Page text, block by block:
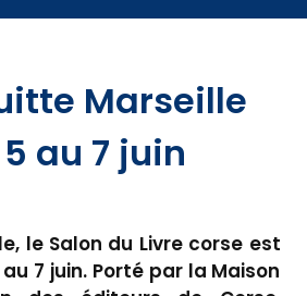
Marseille
au 7 juin
le Salon du Livre corse est
7 juin. Porté par la Maison